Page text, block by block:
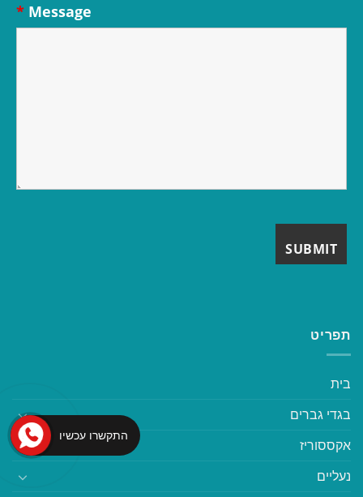
Message
*
תפריט
בית
בגדי גברים
אקססוריז
נעליים
התקשרו עכשיו